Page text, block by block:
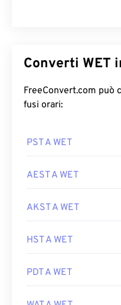
Converti WET
FreeConvert.com può
fusi orari:
PST A WET
AEST A WET
AKST A WET
HST A WET
PDT A WET